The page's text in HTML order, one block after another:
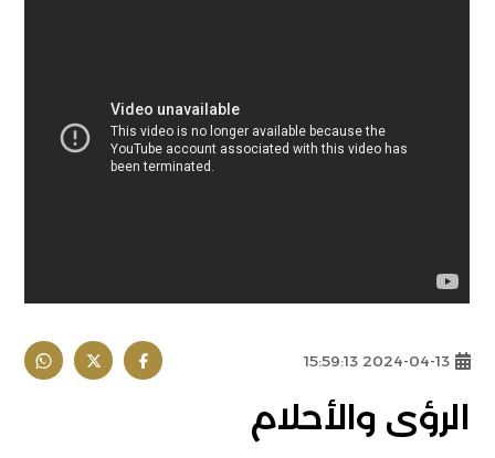
2024-04-13 15:59:13
الرؤى والأحلام